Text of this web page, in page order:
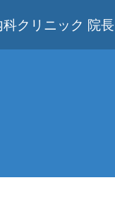
クリニック 院